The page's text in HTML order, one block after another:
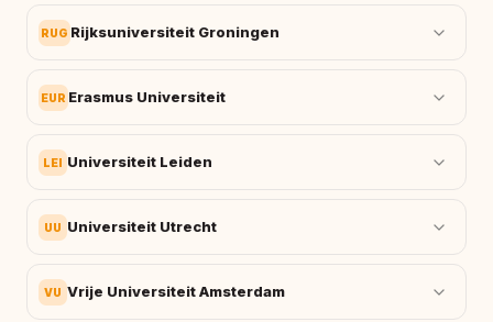
RUG Rijksuniversiteit Groningen
EUR Erasmus Universiteit
LEI Universiteit Leiden
UU Universiteit Utrecht
VU Vrije Universiteit Amsterdam